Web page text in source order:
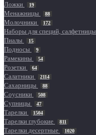
Ложки 19
Менажницы 88
Молочники 172
Наборы для специй, салфетницы
Пиалы 15
Подносы 9
Рамекины 54
Розетки 64
Салатники 2114
Сахарницы 88
Соусники 508
Супницы 47
Тарелки 1504
Тарелки глубокие 811
Тарелки десертные 1020